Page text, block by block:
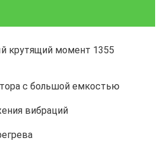
крутящий момент 1355
с большой емкостью
вибраций